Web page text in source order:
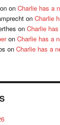
onCharlie has a
onCharlie
onCharlie
onCharlie has a
onCharlie has a